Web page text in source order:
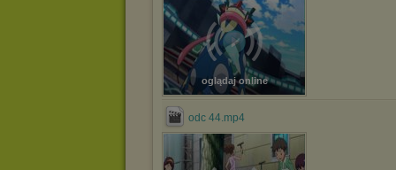
oglądaj online
odc 44.mp4